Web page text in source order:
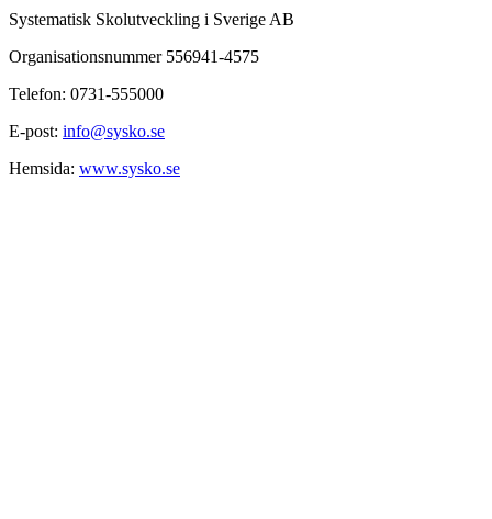
Systematisk Skolutveckling i Sverige AB
Organisationsnummer 556941-4575
Telefon: 0731-555000
E-post: info@sysko.se
Hemsida: www.sysko.se